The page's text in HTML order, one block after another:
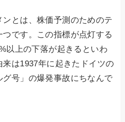
ンとは、株価予測のためのテ
です。この指標が点灯する
以上の下落が起きるといわ
は1937年に起きたドイツの
号」の爆発事故にちなんで